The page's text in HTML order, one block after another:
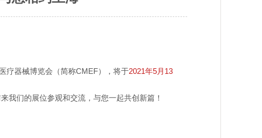
疗器械博览会（简称CMEF），将于2021年5月13
我们的展位参观和交流，与您一起共创新篇！